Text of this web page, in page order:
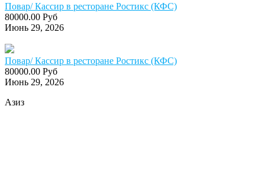
Повар/ Кассир в ресторане Ростикс (КФС)
80000.00 Руб
Июнь 29, 2026
Повар/ Кассир в ресторане Ростикс (КФС)
80000.00 Руб
Июнь 29, 2026
Азиз